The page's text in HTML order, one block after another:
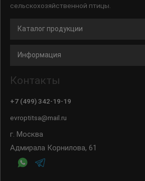
сельскохозяйственной птицы.
Каталог продукции
Информация
Контакты
+7 (499) 342-19-19
evroptitsa@mail.ru
г. Москва
Адмирала Корнилова, 61